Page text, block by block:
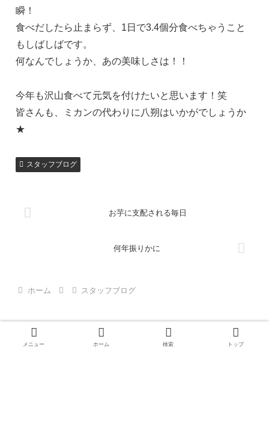
瞬！
食べだしたら止まらず、1日で3.4個分食べちゃうこと
もしばしばです。
何なんでしょうか、あの美味しさは！！
今年も沢山食べて元気を付けたいと思います！笑
皆さんも、ミカンの代わりに八朔はいかがでしょうか
★
スタッフブログ
お芋に支配される毎日
何年振りかに
ホーム スタッフブログ
メニュー ホーム 検索 トップ